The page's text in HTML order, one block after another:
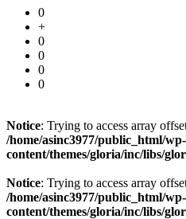
0
+
0
0
0
0
Notice: Trying to access array
/home/asinc3977/public_html/wp-
content/themes/gloria/inc/libs/
Notice: Trying to access array
/home/asinc3977/public_html/wp-
content/themes/gloria/inc/libs/